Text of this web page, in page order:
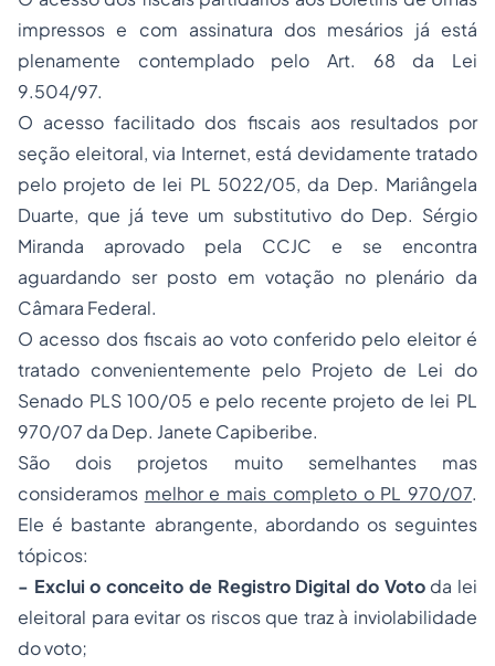
impressos e com assinatura dos mesários já está
plenamente contemplado pelo Art. 68 da Lei
9.504/97.
O acesso facilitado dos fiscais aos resultados por
seção eleitoral, via Internet, está devidamente tratado
pelo projeto de lei PL 5022/05, da Dep. Mariângela
Duarte, que já teve um substitutivo do Dep. Sérgio
Miranda aprovado pela CCJC e se encontra
aguardando ser posto em votação no plenário da
Câmara Federal.
O acesso dos fiscais ao voto conferido pelo eleitor é
tratado convenientemente pelo Projeto de Lei do
Senado PLS 100/05 e pelo recente projeto de lei PL
970/07 da Dep. Janete Capiberibe.
São dois projetos muito semelhantes mas
consideramos melhor e mais completo o PL 970/07.
Ele é bastante abrangente, abordando os seguintes
tópicos:
- Exclui o conceito de Registro Digital do Votoda lei
eleitoral para evitar os riscos que traz à inviolabilidade
do voto;